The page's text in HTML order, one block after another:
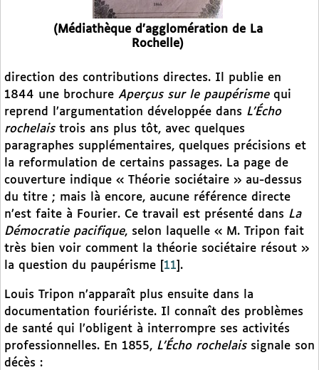
(Médiathèque d’agglomération de La
Rochelle)
direction des contributions directes. Il publie en
1844 une brochure Aperçus sur le paupérisme qui
reprend l’argumentation développée dans L’Écho
rochelais trois ans plus tôt, avec quelques
paragraphes supplémentaires, quelques précisions et
la reformulation de certains passages. La page de
couverture indique « Théorie sociétaire » au-dessus
du titre ; mais là encore, aucune référence directe
n’est faite à Fourier. Ce travail est présenté dans La
Démocratie pacifique, selon laquelle « M. Tripon fait
très bien voir comment la théorie sociétaire résout »
la question du paupérisme
11 .
Louis Tripon n’apparaît plus ensuite dans la
documentation fouriériste. Il connaît des problèmes
de santé qui l’obligent à interrompre ses activités
professionnelles. En 1855, L’Écho rochelais signale son
décès :